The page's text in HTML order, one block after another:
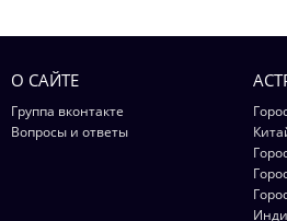
О САЙТЕ
Группа вконтакте
Вопросы и ответы